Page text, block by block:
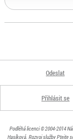
Odeslat
Přihlásit se
Podléhá licenci© 2004-2014
Hasíková. Rozvoj služby Ptejte